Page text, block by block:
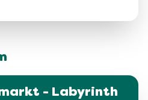
- Labyrinth